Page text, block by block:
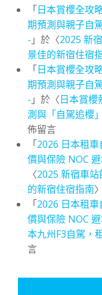
「日本賞櫻全攻
期預測與親子自
- 」於〈2025 新
景佳的新宿住宿
「日本賞櫻全攻
期預測與親子自
- 」於〈日本賞櫻
測與「自駕追櫻
佈留言
「2026 日本租
價與保險 NOC
〈2025 新宿車
的新宿住宿指南
「2026 日本租
價與保險 NOC
本九州F3自駕，
言